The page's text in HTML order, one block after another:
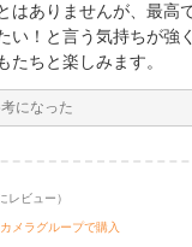
はありませんが、最高
い！と言う気持ちが強
たちと楽しみます。
になった
レビュー）
メラグループで購入